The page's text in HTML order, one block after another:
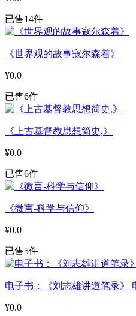
已售14件
《世界观的故事寇尔森着》
¥0.0
已售6件
《上古基督教思想简史,》
¥0.0
已售6件
《微言-科学与信仰》
¥0.0
已售5件
电子书：《刘志雄讲道笔录》
¥0.0